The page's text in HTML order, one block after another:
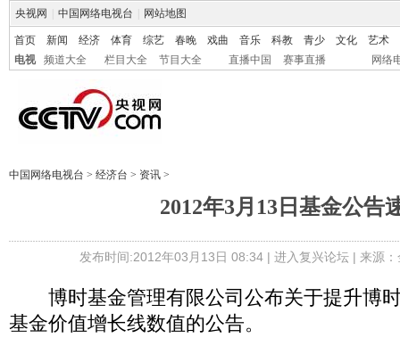
央视网 中国网络电视台 网站地图
首页 新闻 经济 体育 综艺 春晚 戏曲 音乐 科教 青少 文化
艺术
电视
频道大全 栏目大全 节目大全 直播中国 赛事直播 网络
中国网络电视台 > 经济台 > 资讯 >
2012年3月13日基金公告
发布时间:2012年03月13日 08:34 | 进入复兴论坛| 来源
博时基金管理有限公司公布关于提升博
基金价值增长线数值的公告。